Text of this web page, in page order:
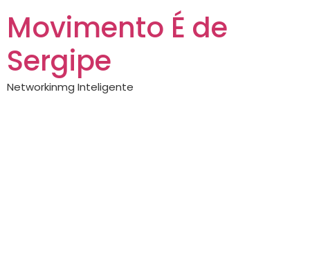
Movimento É de
Sergipe
Networkinmg Inteligente